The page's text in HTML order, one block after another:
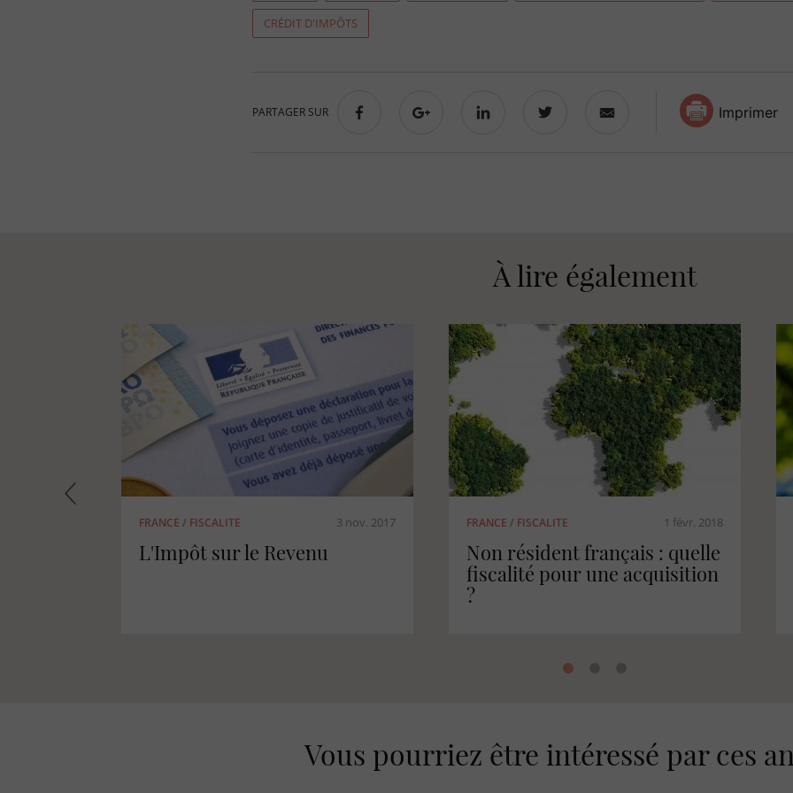
CRÉDIT D'IMPÔTS
PARTAGER SUR Imprimer
À lire également
FRANCE / FISCALITE 18 janv. 2018
Le Défi Assurances
FRANCE / SYLVICULTURE 1 déc. 2017
Le Code de Bonnes Pratiques
Sylvicoles, le CBPS
Vous pourriez être intéressé par ces